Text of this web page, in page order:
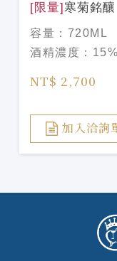
[限量] 寒菊銘釀
照菊 39
純米大吟釀
Luminous
Emblem 720ml
容量： 720ML
酒精濃度： 15%
NT$ 2,700
加入洽詢